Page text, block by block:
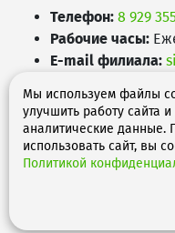
Телефон: 8 929
Рабочие часы:
E-mail филиала:
д.65А
Мы используем файлы
улучшить работу сайта и
аналитические данные.
использовать сайт, вы
Политикой